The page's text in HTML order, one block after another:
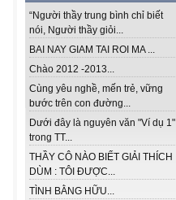
“Người thầy trung bình chỉ biết
nói, Người thầy giỏi...
BAI NAY GIAM TAI ROI MA ...
Chào 2012 -2013...
Cùng yêu nghề, mến trẻ, vững
bước trên con đường...
Dưới đây là nguyên văn "Ví dụ 1"
trong TT...
THẦY CÔ NÀO BIẾT GIẢI THÍCH
DÙM : TÔI ĐƯỢC...
TÌNH BẰNG HỮU...